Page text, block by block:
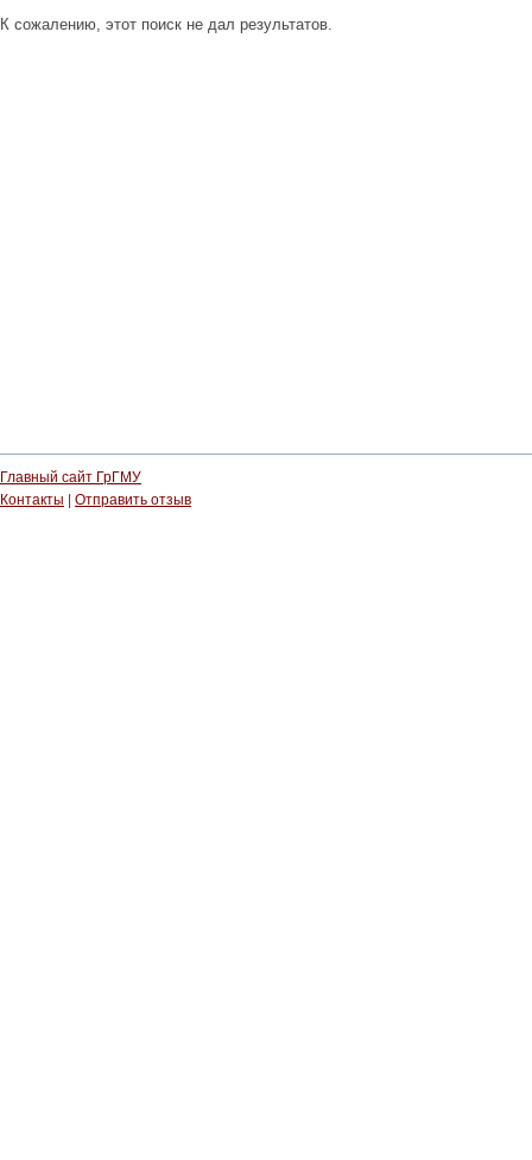
К сожалению, этот поиск не дал результатов.
Главный сайт ГрГМУ
Контакты
Отправить отзыв